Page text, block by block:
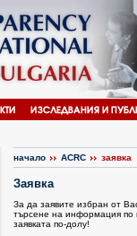
начало ACRC заявка
Заявка
За да заявите избран от
търсене на информация по
заявката по-долу!